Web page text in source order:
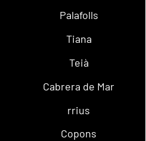
Palafolls
Tiana
Teià
Cabrera de Mar
rrius
Copons